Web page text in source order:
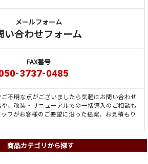
メールフォーム
い合わせフォーム
FAX番号
3737-0485
不明な点がございましたら気軽にお問い合わせ
、改装・リニューアルでの一括導入のご相談も
フがお客様のご要望に沿った提案、お見積もり
商品カテゴリから探す